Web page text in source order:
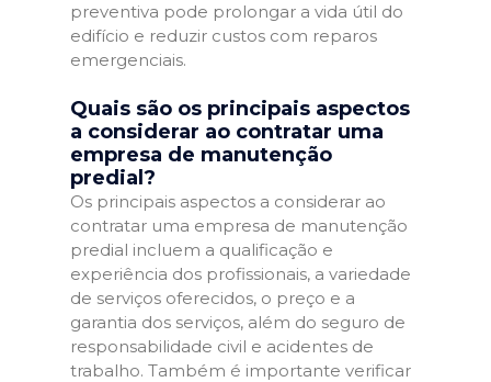
preventiva pode prolongar a vida útil do
edifício e reduzir custos com reparos
emergenciais.
Quais são os principais aspectos
a considerar ao contratar uma
empresa de manutenção
predial?
Os principais aspectos a considerar ao
contratar uma empresa de manutenção
predial incluem a qualificação e
experiência dos profissionais, a variedade
de serviços oferecidos, o preço e a
garantia dos serviços, além do seguro de
responsabilidade civil e acidentes de
trabalho. Também é importante verificar